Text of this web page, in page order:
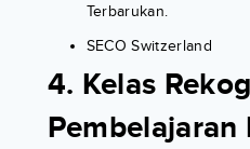
Terbarukan.
SECO Switzerland
4. Kelas
Pembelajaran